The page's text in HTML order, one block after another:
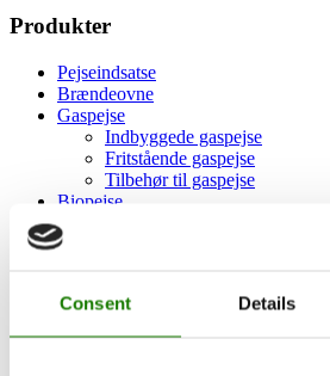
Consent Details
Produkter
Pejseindsatse
Brændeovne
Gaspejse
Indbyggede gaspejse
Fritstående gaspejse
Tilbehør til gaspejse
Biopejse
Tilbehør
RAIS 3D
Inspiration